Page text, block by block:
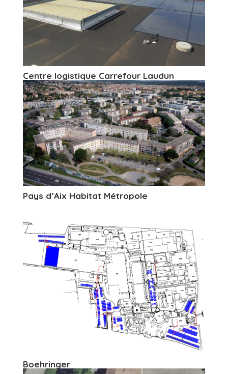
Centre logistique Carrefour Laudun
Pays d’Aix Habitat Métropole
Boehringer